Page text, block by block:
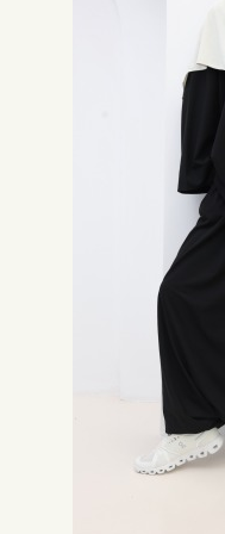
jogging femme pantalon
Les ensembles sweat-
Les ensembles sweat-shirt à
urbain tendance. Optez pour
pantalon pour un look
ceinture pantalon pour un style
Choisir son ensemble
Nos ensembles jupe et haut,
formelles pour le quotidien ou
fêtes optez plutôt pour des
le beige clair, optez pour des
formels ou pour se rendre au
voilées sont généralement le
bordeaux, vous trouverez
Concernant la texture, le
qui offrent une couvrance et